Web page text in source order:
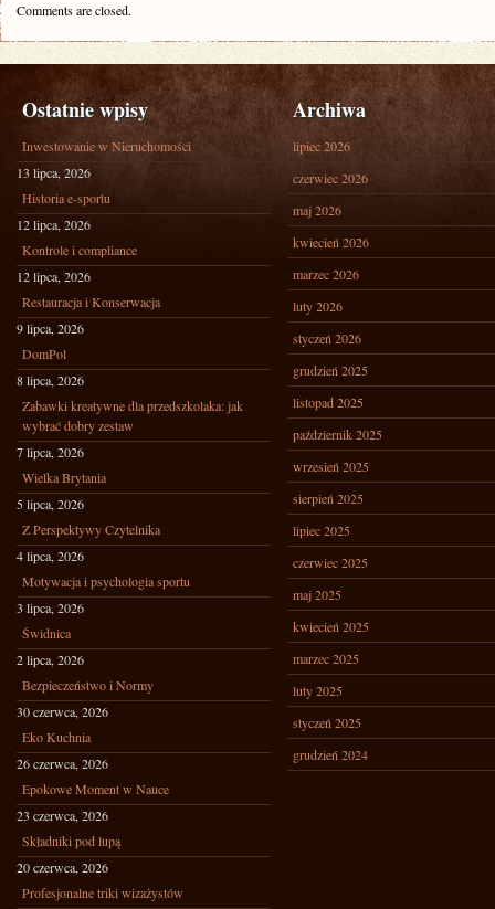
Comments are closed.
Ostatnie wpisy
Inwestowanie w Nieruchomości
13 lipca, 2026
Historia e-sportu
12 lipca, 2026
Kontrole i compliance
12 lipca, 2026
Restauracja i Konserwacja
9 lipca, 2026
DomPol
8 lipca, 2026
Zabawki kreatywne dla przedszkolaka: jak
wybrać dobry zestaw
7 lipca, 2026
Wielka Brytania
5 lipca, 2026
Z Perspektywy Czytelnika
4 lipca, 2026
Motywacja i psychologia sportu
3 lipca, 2026
Świdnica
2 lipca, 2026
Bezpieczeństwo i Normy
30 czerwca, 2026
Eko Kuchnia
26 czerwca, 2026
Epokowe Moment w Nauce
23 czerwca, 2026
Składniki pod lupą
20 czerwca, 2026
Profesjonalne triki wizażystów
Archiwa
lipiec 2026
czerwiec 2026
maj 2026
kwiecień 2026
marzec 2026
luty 2026
styczeń 2026
grudzień 2025
listopad 2025
październik 2025
wrzesień 2025
sierpień 2025
lipiec 2025
czerwiec 2025
maj 2025
kwiecień 2025
marzec 2025
luty 2025
styczeń 2025
grudzień 2024